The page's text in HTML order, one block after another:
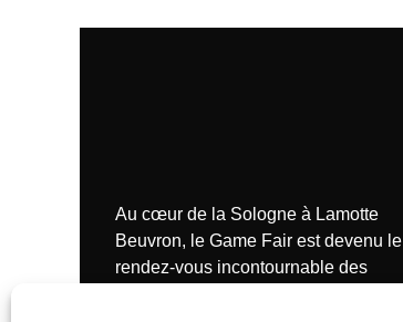
Au cœur de la Sologne à Lamotte
Beuvron, le Game Fair est devenu le
rendez-vous incontournable des